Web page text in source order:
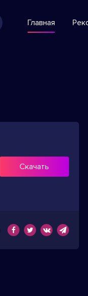
Главная
Скачать